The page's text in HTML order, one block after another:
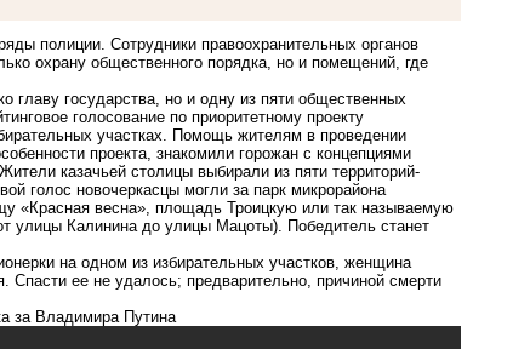
полиции. Сотрудники правоохранительных органов
охрану общественного порядка, но и помещений, где
главу государства, но и одну из пяти общественных
голосование по приоритетному проекту
участках. Помощь жителям в проведении
проекта, знакомили горожан с концепциями
казачьей столицы выбирали из пяти территорий-
голос новочеркасцы могли за парк микрорайона
«Красная весна», площадь Троицкую или так называемую
улицы Калинина до улицы Мацоты). Победитель станет
на одном из избирательных участков, женщина
Спасти ее не удалось; предварительно, причиной смерти
за Владимира Путина